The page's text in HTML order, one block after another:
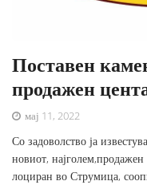
Поставен
продажен
мај 11, 2022
Со задоволство ја
новиот,
лоциран во Струмица,